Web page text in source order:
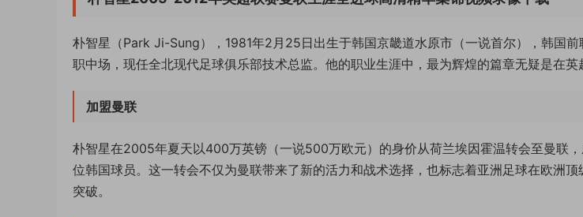
朴智星（Park Ji-Sung），1981年2月25日出生于韩国京畿道水原市（一说首尔），韩国前
职中场，现任全北现代足球俱乐部技术总监。他的职业生涯中，最为辉煌的篇章无疑是在英
加盟曼联
朴智星在2005年夏天以400万英镑（一说500万欧元）的身价从荷兰埃因霍温转会至曼联
位韩国球员。这一转会不仅为曼联带来了新的活力和战术选择，也标志着亚洲足球在欧洲
突破。